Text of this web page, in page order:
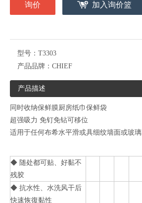
询价 加入询价篮
型号： T3303
产品品牌： CHIEF
产品描述
同时收纳保鲜膜厨房纸巾保鲜袋
超强吸力 免钉免钻可移位
适用于任何布希水平滑或具细纹墙面或玻璃
◆ 随处都可贴、好黏不
残胶
◆ 抗水性、水洗风干后
快速恢復黏性